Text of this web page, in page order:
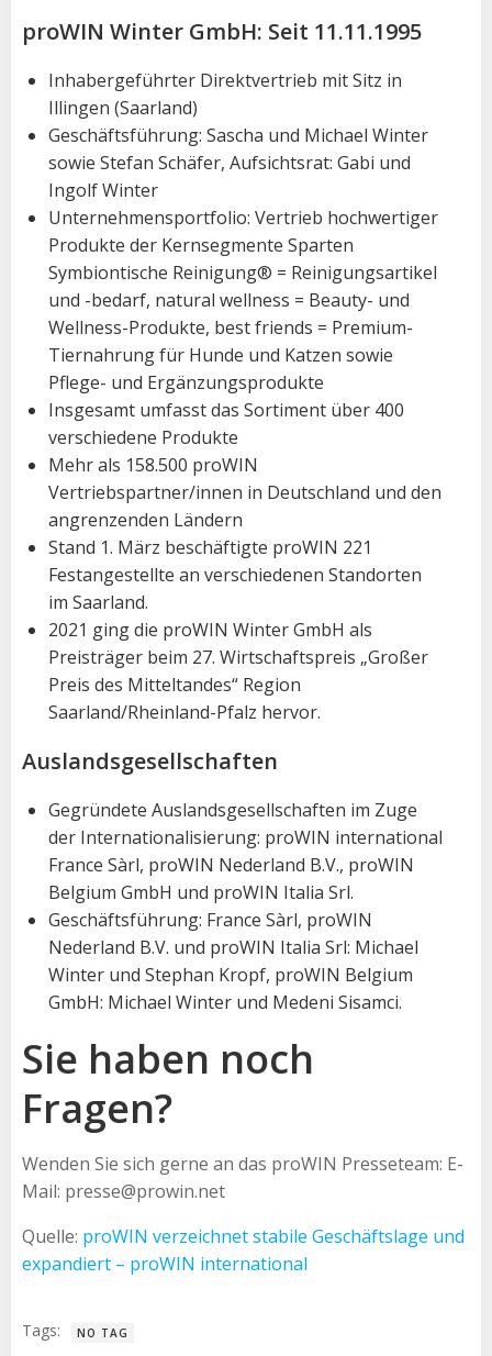
proWIN Winter GmbH: Seit 11.11.1995
Inhabergeführter Direktvertrieb mit Sitz in
Illingen (Saarland)
Geschäftsführung: Sascha und Michael Winter
sowie Stefan Schäfer, Aufsichtsrat: Gabi und
Ingolf Winter
Unternehmensportfolio: Vertrieb hochwertiger
Produkte der Kernsegmente Sparten
Symbiontische Reinigung® = Reinigungsartikel
und -bedarf, natural wellness = Beauty- und
Wellness-Produkte, best friends = Premium-
Tiernahrung für Hunde und Katzen sowie
Pflege- und Ergänzungsprodukte
Insgesamt umfasst das Sortiment über 400
verschiedene Produkte
Mehr als 158.500 proWIN
Vertriebspartner/innen in Deutschland und den
angrenzenden Ländern
Stand 1. März beschäftigte proWIN 221
Festangestellte an verschiedenen Standorten
im Saarland.
2021 ging die proWIN Winter GmbH als
Preisträger beim 27. Wirtschaftspreis „Großer
Preis des Mitteltandes“ Region
Saarland/Rheinland-Pfalz hervor.
Auslandsgesellschaften
Gegründete Auslandsgesellschaften im Zuge
der Internationalisierung: proWIN international
France Sàrl, proWIN Nederland B.V., proWIN
Belgium GmbH und proWIN Italia Srl.
Geschäftsführung: France Sàrl, proWIN
Nederland B.V. und proWIN Italia Srl: Michael
Winter und Stephan Kropf, proWIN Belgium
GmbH: Michael Winter und Medeni Sisamci.
Sie haben noch
Fragen?
Wenden Sie sich gerne an das proWIN Presseteam: E-
Mail: presse@prowin.net
Quelle: proWIN verzeichnet stabile Geschäftslage und
expandiert – proWIN international
Tags: NO TAG